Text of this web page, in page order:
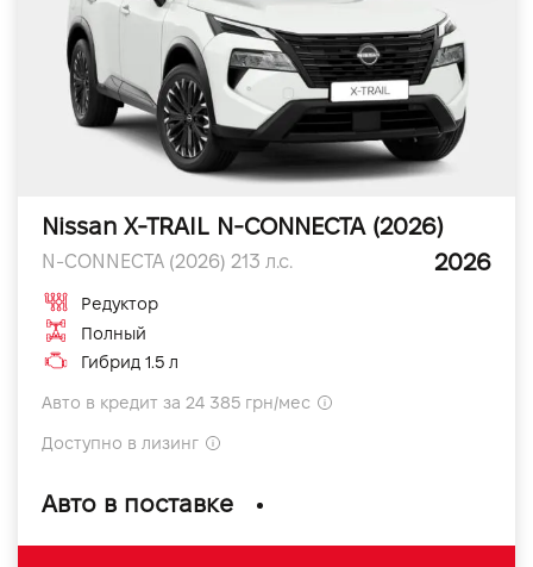
Nissan X-TRAIL N-CONNECTA (2026)
N-CONNECTA (2026) 213 л.с. 2026
Редуктор
Полный
Гибрид 1.5 л
Авто в кредит за 24 385 грн/мес
Доступно в лизинг
Авто в поставке